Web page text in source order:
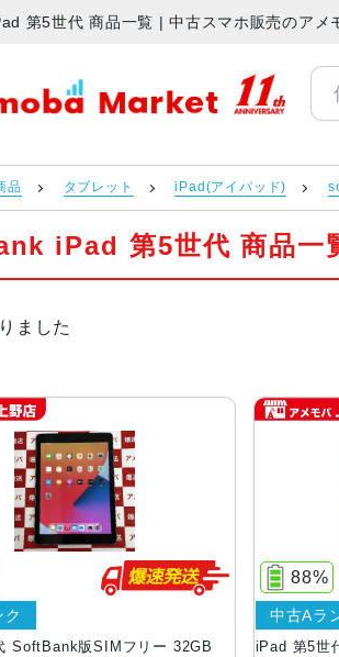
第5世代 商品一覧 | 中古スマホ販売のアメ
ーケット
品 タブレット iPad(アイパッド)
iPad 第5世代 商品一
ました
SoftBank版SIMフリー 32GB
ク
iPad 第5世
88%
中古Aラ